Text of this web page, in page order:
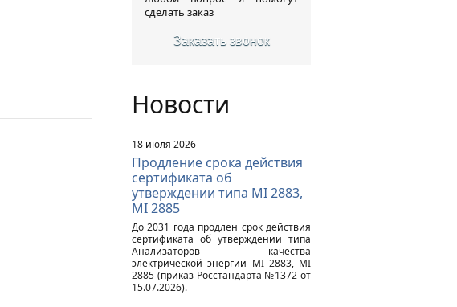
сделать заказ
Заказать звонок
Новости
18 июля 2026
Продление срока действия
сертификата об
утверждении типа MI 2883,
MI 2885
До 2031 года продлен срок действия
сертификата об утверждении типа
Анализаторов качества
электрической энергии MI 2883, MI
2885 (приказ Росстандарта №1372 от
15.07.2026).